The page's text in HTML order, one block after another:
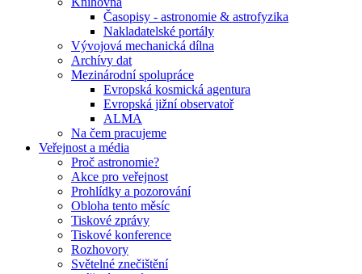
Časopisy - astronomie & astrofyzika
Nakladatelské portály
Vývojová mechanická dílna
Archívy dat
Mezinárodní spolupráce
Evropská kosmická agentura
Evropská jižní observatoř
ALMA
Na čem pracujeme
Veřejnost a média
Proč astronomie?
Akce pro veřejnost
Prohlídky a pozorování
Obloha tento měsíc
Tiskové zprávy
Tiskové konference
Rozhovory
Světelné znečištění